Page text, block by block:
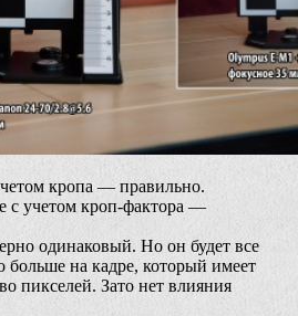
кропа — правильно.
с учетом кроп-фактора —
одинаковый. Но он будет все
больше на кадре, который имеет
пикселей. Зато нет влияния